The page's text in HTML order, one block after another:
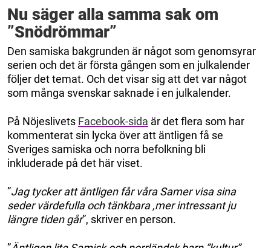
Nu säger alla samma sak om
”Snödrömmar”
Den samiska bakgrunden är något som genomsyrar
serien och det är första gången som en julkalender
följer det temat. Och det visar sig att det var något
som många svenskar saknade i en julkalender.
På Nöjeslivets Facebook-sida är det flera som har
kommenterat sin lycka över att äntligen få se
Sveriges samiska och norra befolkning bli
inkluderade på det här viset.
”Jag tycker att äntligen får våra Samer visa sina
seder värdefulla och tänkbara ,mer intressant ju
längre tiden går”, skriver en person.